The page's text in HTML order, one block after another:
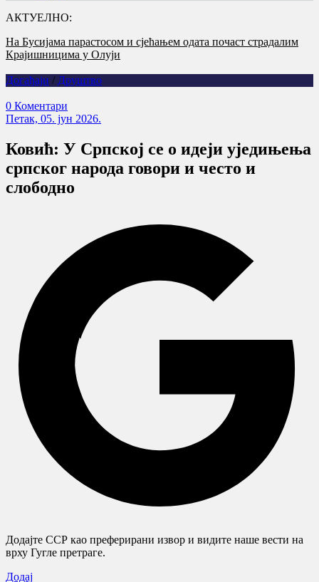
АКТУЕЛНО:
Годишњица страдања српских цивила на Петровачкој цести –
злочин без казне
Догађаји / Друштво
0 Коментари
Петак, 05. јун 2026.
Ковић: У Српској се о идеји уједињења
српског народа говори и често и
слободно
Додајте ССР као преферирани извор и видите наше вести на
врху Гугле претраге.
Додај